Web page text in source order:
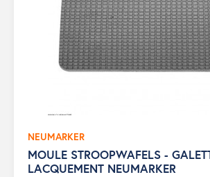
NEUMARKER
MOULE STROOPWAFELS -
LACQUEMENT NEUMARKER